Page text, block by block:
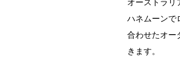
オーストラリ
ハネムーンで
合わせたオー
きます。